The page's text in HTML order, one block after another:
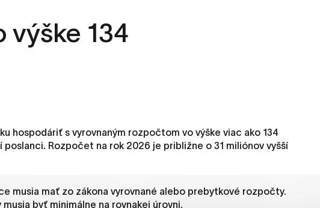
výške 134
hospodáriť s vyrovnaným rozpočtom vo výške viac ako 134
Rozpočet na rok 2026 je približne o 31 miliónov vyšší
musia mať zo zákona vyrovnané alebo prebytkové rozpočty.
byť minimálne na rovnakej úrovni.
stránky môžu ukladať informácie o vašej aktivite a preferenciách.
prehliadač zapamätoval Vaše prihlásenie alebo aby sa uložila
povoliť
nevyhnutné a pomáhajú urobiť webové stránky uplatniteľnými tým,